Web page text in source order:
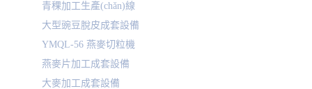
青稞加工生產(chǎn)線
大型豌豆脫皮成套設備
YMQL-56 燕麥切粒機
燕麥片加工成套設備
大麥加工成套設備